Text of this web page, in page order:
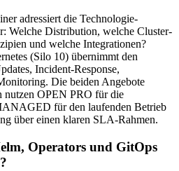
adressiert die Technologie-
Welche Distribution, welche Cluster-
und welche Integrationen?
(Silo 10) übernimmt den
Incident-Response,
Die beiden Angebote
nutzen OPEN PRO für die
für den laufenden Betrieb
über einen klaren SLA-Rahmen.
Operators und GitOps